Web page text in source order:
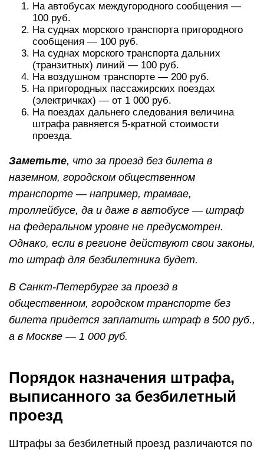
На автобусах междугородного сообщения —
100 руб.
На суднах морского транспорта пригородного
сообщения — 100 руб.
На суднах морского транспорта дальних
(транзитных) линий — 100 руб.
На воздушном транспорте — 200 руб.
На пригородных пассажирских поездах
(электричках) — от 1 000 руб.
На поездах дальнего следования величина
штрафа равняется 5-кратной стоимости
проезда.
Заметьте, что за проезд без билета в
наземном, городском общественном
транспорте — например, трамвае,
троллейбусе, да и даже в автобусе — штраф
на федеральном уровне не предусмотрен.
Однако, если в регионе действуют свои законы,
то штраф для безбилетника будет.
В Санкт-Петербурге за проезд в
общественном, городском транспорте без
билета придется заплатить штраф в 500 руб.,
а в Москве — 1 000 руб.
Порядок назначения штрафа,
выписанного за безбилетный
проезд
Штрафы за безбилетный проезд различаются по